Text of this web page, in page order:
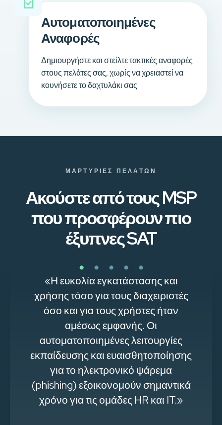
Αυτοματοποιημένες
Αναφορές
Δημιουργήστε και στείλτε τακτικές αναφορές
στους πελάτες σας, χωρίς να χρειαστεί να
κουνήσετε το δαχτυλάκι σας.
ΜΑΡΤΥΡΊΕΣ ΠΕΛΑΤΏΝ
Ακούστε από τους MSP
που προσφέρουν πιο
έξυπνες SAT
«Η ευκολία εγκατάστασης και
χρήσης τόσο για τους διαχειριστές
όσο και για τους χρήστες ήταν
αμέσως εμφανής. Οι
αυτοματοποιημένες λειτουργίες
εκπαίδευσης και ευαισθητοποίησης
για το ηλεκτρονικό ψάρεμα
(phishing) εξοικονομούν σημαντικά
χρόνο για τις ομάδες HR και IT.»